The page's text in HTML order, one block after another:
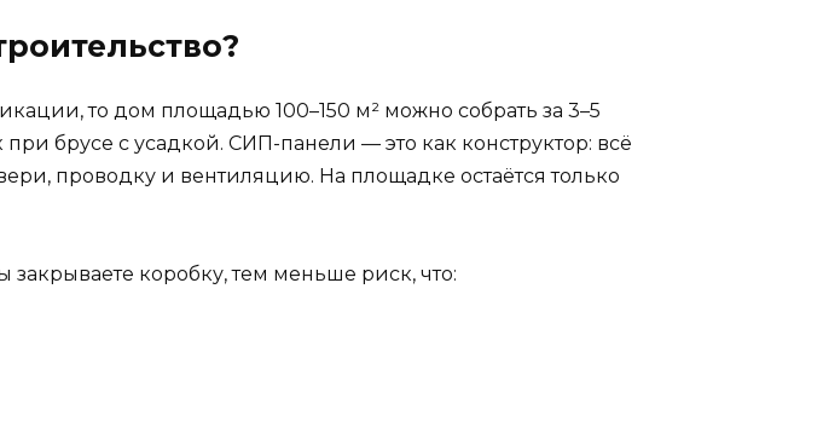
то дом площадью 100–150 м² можно собрать за 3–5
брусе с усадкой. СИП-панели — это как конструктор: всё
проводку и вентиляцию. На площадке остаётся только
закрываете коробку, тем меньше риск, что: